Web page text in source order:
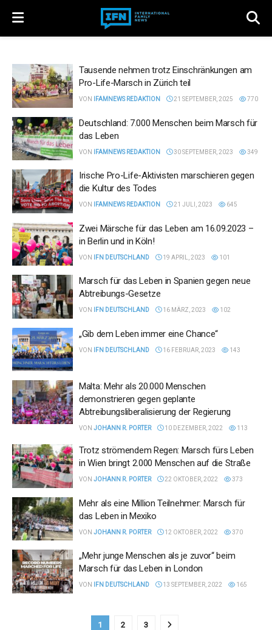
Tausende nehmen trotz Einschränkungen am
Pro-Life-Marsch in Zürich teil
VON IFAMNEWS REDAKTION 21 SEPTEMBER, 2025 770
Deutschland: 7.000 Menschen beim Marsch für
das Leben
VON IFAMNEWS REDAKTION 30 SEPTEMBER, 2023 349
Irische Pro-Life-Aktivisten marschieren gegen
die Kultur des Todes
VON IFAMNEWS REDAKTION 21 JULI, 2023 645
Zwei Märsche für das Leben am 16.09.2023 –
in Berlin und in Köln!
VON IFN DEUTSCHLAND 19 APRIL, 2023 101
Marsch für das Leben in Spanien gegen neue
Abtreibungs-Gesetze
VON IFN DEUTSCHLAND 16 MÄRZ, 2023 102
„Gib dem Leben immer eine Chance“
VON IFN DEUTSCHLAND 16 FEBRUAR, 2023 143
Malta: Mehr als 20.000 Menschen
demonstrieren gegen geplante
Abtreibungsliberalisierung der Regierung
VON JOHANN R. PORTER 10 DEZEMBER, 2022 113
Trotz strömendem Regen: Marsch fürs Leben
in Wien bringt 2.000 Menschen auf die Straße
VON JOHANN R. PORTER 22 OKTOBER, 2022 373
Mehr als eine Million Teilnehmer: Marsch für
das Leben in Mexiko
VON JOHANN R. PORTER 12 OKTOBER, 2022 370
„Mehr junge Menschen als je zuvor“ beim
Marsch für das Leben in London
VON IFN DEUTSCHLAND 13 SEPTEMBER, 2022 165
1 2 3